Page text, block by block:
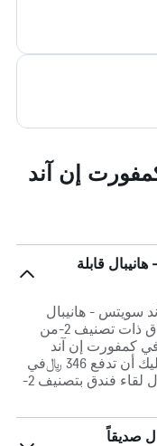
إن آند
قابلة
سويتس - هانيبال
عادة أرخص بنسبة 22% عن المعدل لفنادق ذات تصنيف 2-من
في كمفورت إن آند
سويتس - هانيبال، ضع في اعتبارك أنه عليك أن تدفع 346 ﷼في
الليلة ، والتي تعتبر صفقة جيدة في هانيبال لقاء فندق بتصنيف 2-
صديقاً